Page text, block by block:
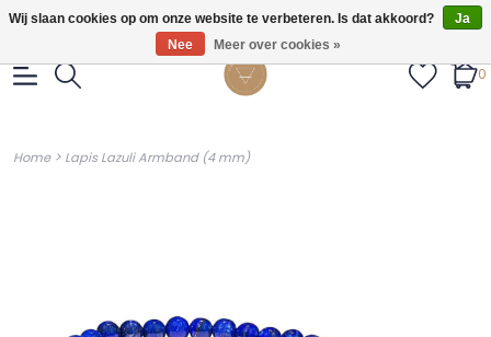
Gratis verzendig vanaf €55.
0
Home> Lapis Lazuli Armband (4 mm)
Wij slaan cookies op om onze website te verbeteren. Is dat akkoord?
Ja
Nee
Meer over cookies »